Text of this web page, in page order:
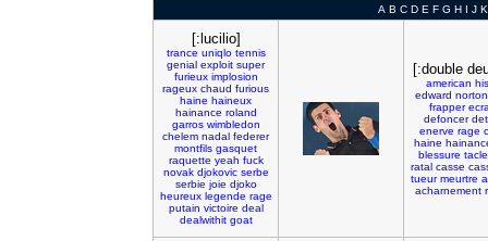
A B C D E F G H I J K
[:lucilio]
trance uniqlo tennis
genial exploit super
furieux implosion
rageux chaud furious
haine haineux
hainance roland
garros wimbledon
chelem nadal federer
montfils gasquet
raquette yeah fuck
novak djokovic serbe
serbie joie djoko
heureux legende rage
putain victoire deal
dealwithit goat
[:double
american
edward norton
frapper
defoncer
enerve rage
haine
blessure tacle
ratal casse
tueur meurtre
acharnement